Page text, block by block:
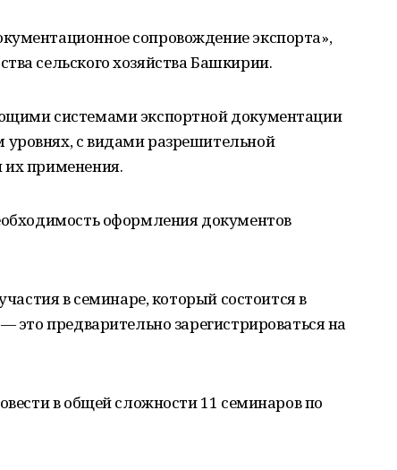
сопровождение экспорта»,
сельского хозяйства Башкирии.
системами экспортной документации
c видами разрешительной
применения.
оформления документов
в семинаре, который состоится в
это предварительно зарегистрироваться на
в общей сложности 11 семинаров по